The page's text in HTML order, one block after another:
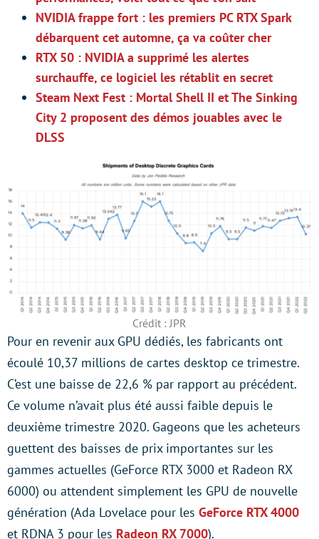
NVIDIA frappe fort : les premiers PC RTX Spark
débarquent cet automne, ça va coûter cher
RTX 50 : NVIDIA a supprimé les alertes
surchauffe, ce logiciel les rétablit en secret
Steam Next Fest : Mortal Shell II et The Sinking
City 2 proposent des démos jouables avec le
DLSS
Crédit : JPR
Pour en revenir aux GPU dédiés, les fabricants ont
écoulé 10,37 millions de cartes desktop ce trimestre.
C’est une baisse de 22,6 % par rapport au précédent.
Ce volume n’avait plus été aussi faible depuis le
deuxième trimestre 2020. Gageons que les acheteurs
guettent des baisses de prix importantes sur les
gammes actuelles (GeForce RTX 3000 et Radeon RX
6000) ou attendent simplement les GPU de nouvelle
génération (Ada Lovelace pour les GeForce RTX 4000
et RDNA 3 pour les Radeon RX 7000).